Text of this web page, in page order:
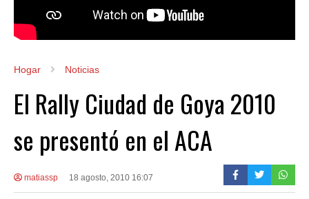
Hogar Noticias
El Rally Ciudad de Goya 2010
se presentó en el ACA
matiassp 18 agosto, 2010 16:07